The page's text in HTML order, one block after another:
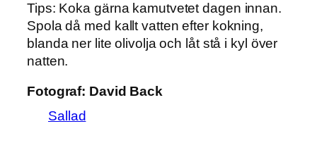
Tips: Koka gärna kamutvetet dagen innan.
Spola då med kallt vatten efter kokning,
blanda ner lite olivolja och låt stå i kyl över
natten.
Fotograf: David Back
Sallad